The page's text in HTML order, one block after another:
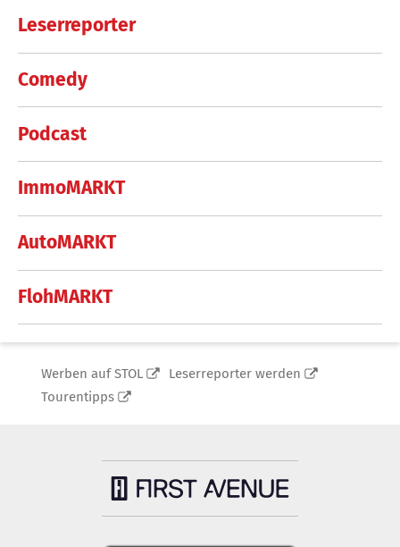
Leserreporter
Comedy
Podcast
ImmoMARKT
AutoMARKT
FlohMARKT
Werben auf STOL
Leserreporter werden
Tourentipps